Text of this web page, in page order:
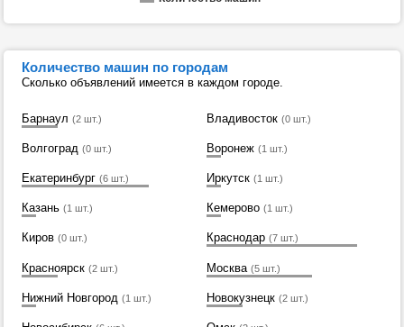
Количество машин по городам
Сколько объявлений имеется в каждом городе.
Барнаул (2 шт.) Владивосток (0 шт.)
Волгоград (0 шт.) Воронеж (1 шт.)
Екатеринбург (6 шт.) Иркутск (1 шт.)
Казань (1 шт.) Кемерово (1 шт.)
Киров (0 шт.) Краснодар (7 шт.)
Красноярск (2 шт.) Москва (5 шт.)
Нижний Новгород (1 шт.) Новокузнецк (2 шт.)